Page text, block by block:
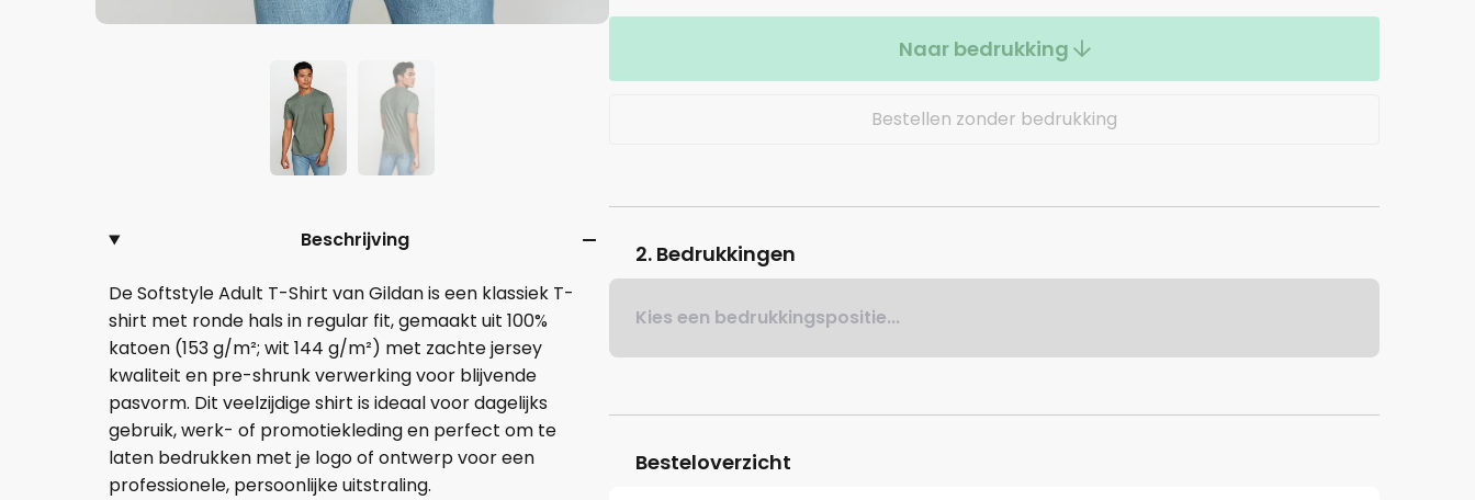
Beschrijving
De Softstyle Adult T-Shirt van Gildan is een klassiek T-
shirt met ronde hals in regular fit, gemaakt uit 100%
katoen (153 g/m²; wit 144 g/m²) met zachte jersey
kwaliteit en pre-shrunk verwerking voor blijvende
pasvorm. Dit veelzijdige shirt is ideaal voor dagelijks
gebruik, werk- of promotiekleding en perfect om te
laten bedrukken met je logo of ontwerp voor een
professionele, persoonlijke uitstraling.
Naar bedrukking
Bestellen zonder bedrukking
2. Bedrukkingen
Kies een bedrukkingspositie...
Besteloverzicht